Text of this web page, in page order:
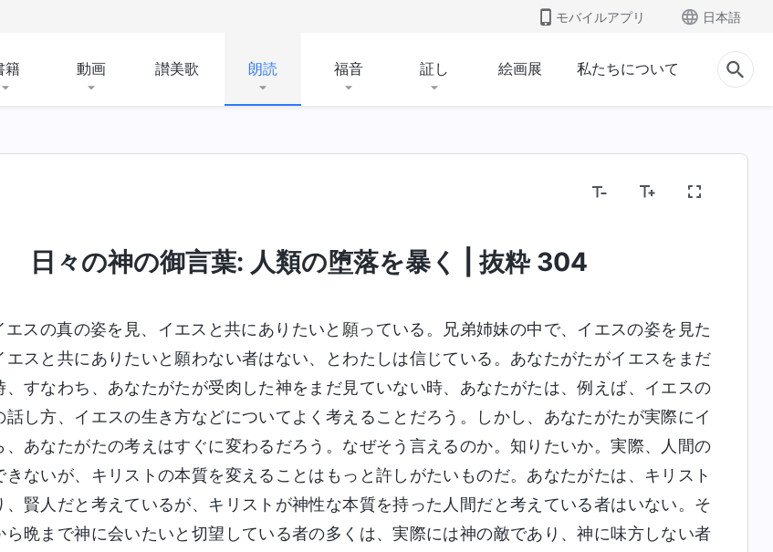
モバイルアプリ 日本語
籍 動画 讃美歌 朗読 福音 証し 絵画展 私たちについて
と結末日々の神の御言葉: 人類の堕落を暴く | 抜粋 304
エスの真の姿を見、イエスと共にありたいと願っている。兄弟姉妹の中で、イエスの姿を見た
エスと共にありたいと願わない者はない、とわたしは信じている。あなたがたがイエスをまだ
、すなわち、あなたがたが受肉した神をまだ見ていない時、あなたがたは、例えば、イエスの
話し方、イエスの生き方などについてよく考えることだろう。しかし、あなたがたが実際にイ
、あなたがたの考えはすぐに変わるだろう。なぜそう言えるのか。知りたいか。実際、人間の
きないが、キリストの本質を変えることはもっと許しがたいものだ。あなたがたは、キリスト
、賢人だと考えているが、キリストが神性な本質を持った人間だと考えている者はいない。そ
ら晩まで神に会いたいと切望している者の多くは、実際には神の敵であり、神に味方しない者